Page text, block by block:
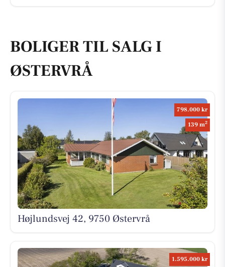
BOLIGER TIL SALG I
ØSTERVRÅ
798.000 kr
139 m2
Højlundsvej 42, 9750 Østervrå
1.595.000 kr